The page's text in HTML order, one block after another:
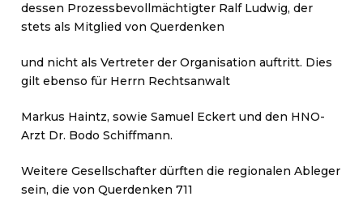
dessen Prozessbevollmächtigter Ralf Ludwig, der
stets als Mitglied von Querdenken
und nicht als Vertreter der Organisation auftritt. Dies
gilt ebenso für Herrn Rechtsanwalt
Markus Haintz, sowie Samuel Eckert und den HNO-
Arzt Dr. Bodo Schiffmann.
Weitere Gesellschafter dürften die regionalen Ableger
sein, die von Querdenken 711